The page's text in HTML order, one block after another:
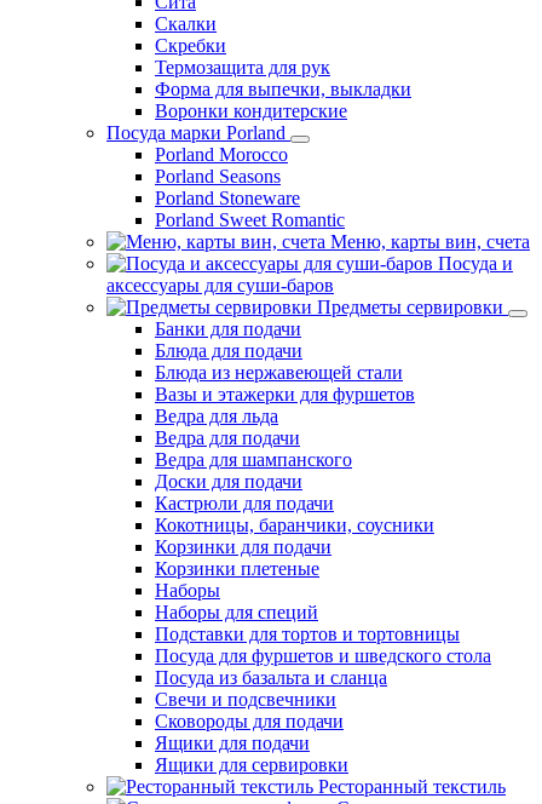
Скалки
Скребки
Термозащита для рук
Форма для выпечки, выкладки
Воронки кондитерские
Посуда марки Porland
Porland Morocco
Porland Seasons
Porland Stoneware
Porland Sweet Romantic
Меню, карты вин, счета
Посуда и
аксессуары для суши-баров
Предметы сервировки
Банки для подачи
Блюда для подачи
Блюда из нержавеющей стали
Вазы и этажерки для фуршетов
Ведра для льда
Ведра для подачи
Ведра для шампанского
Доски для подачи
Кастрюли для подачи
Кокотницы, баранчики, соусники
Корзинки для подачи
Корзинки плетеные
Наборы
Наборы для специй
Подставки для тортов и тортовницы
Посуда для фуршетов и шведского стола
Посуда из базальта и сланца
Свечи и подсвечники
Сковороды для подачи
Ящики для подачи
Ящики для сервировки
Ресторанный текстиль